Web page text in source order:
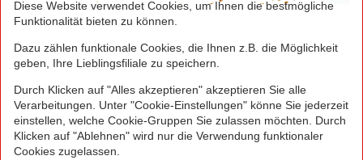
Greifen Sie schnell zu! Alle angegebenen Preise in
Irrtümer durch Schreib-, Programmier- und
Datenübertragungsfehler sind vorbehalten.
© 2016 - 2026 NORMA Lebensmittelfilialbetrieb
Stiftung & Co. KG
Sitemap Kontakt